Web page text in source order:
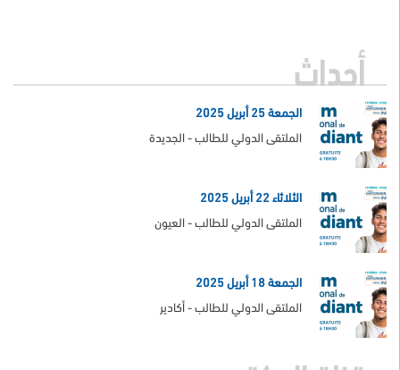
أحداث
الجمعة 25 أبريل 2025
الملتقى الدولي للطالب - الجديدة
الثلاثاء 22 أبريل 2025
الملتقى الدولي للطالب - العيون
الجمعة 18 أبريل 2025
الملتقى الدولي للطالب - أكادير